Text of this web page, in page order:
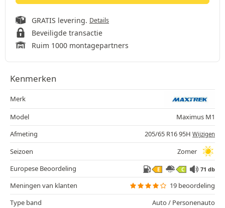
GRATIS levering. Details
Beveiligde transactie
Ruim 1000 montagepartners
Kenmerken
Merk
Model
Maximus M1
Afmeting
205/65 R16 95H Wijzigen
Seizoen
Zomer
Europese Beoordeling
E C 71 db
Meningen van klanten
19 beoordeling
Type band
Auto / Personenauto